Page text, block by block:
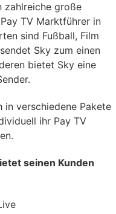
zahlreiche große
TV Marktführer in
sind Fußball, Film
Sky zum einen
bietet Sky eine
verschiedene Pakete
ihr Pay TV
seinen Kunden